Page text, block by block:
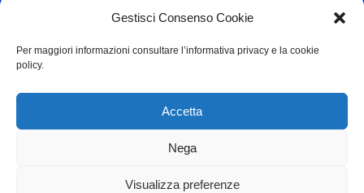
Gestisci Consenso Cookie
Per maggiori informazioni consultare l’informativa privacy e la cookie
policy.
Accetta
Nega
Visualizza preferenze
INFO
News
Link Utili